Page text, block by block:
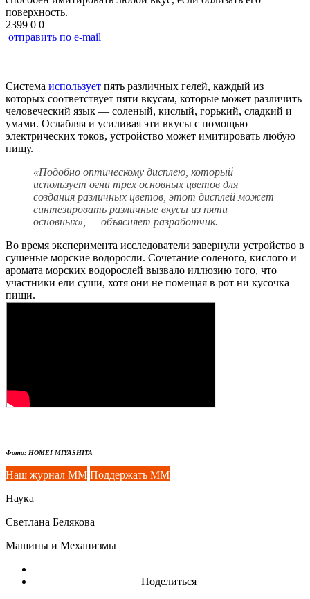
поверхность.
2399 0 0
отправить по e-mail
Система использует пять различных гелей, каждый из
которых соответствует пяти вкусам, которые может различить
человеческий язык — соленый, кислый, горький, сладкий и
умами. Ослабляя и усиливая эти вкусы с помощью
электрических токов, устройство может имитировать любую
пищу.
«Подобно оптическому дисплею, который
использует огни трех основных цветов для
создания различных цветов, этот дисплей может
синтезировать различные вкусы из пяти
основных», — объясняет разработчик.
Во время эксперимента исследователи завернули устройство в
сушеные морские водоросли. Сочетание соленого, кислого и
аромата морских водорослей вызвало иллюзию того, что
участники ели суши, хотя они не помещая в рот ни кусочка
пищи.
Фото: HOMEI MIYASHITA
Наш журнал ММ Поддержать ММ
Наука
Светлана Белякова
Машины и Механизмы
Поделиться